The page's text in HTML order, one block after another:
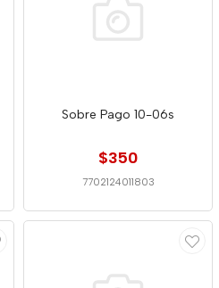
Sobre Pago 10-06s
$350
7702124011803